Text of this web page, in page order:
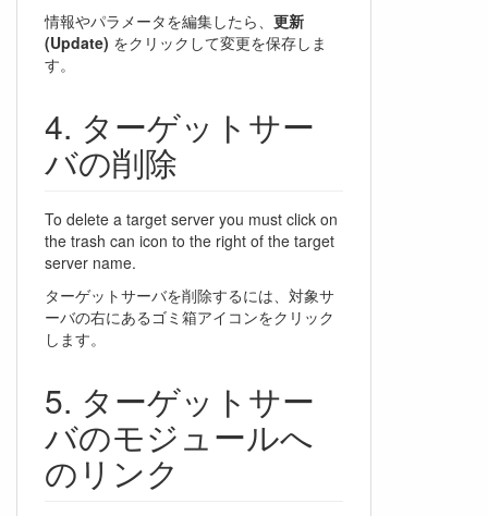
情報やパラメータを編集したら、 更新
(Update) をクリックして変更を保存しま
す。
ターゲットサー
バの削除
To delete a target server you must click on
the trash can icon to the right of the target
server name.
ターゲットサーバを削除するには、対象サ
ーバの右にあるゴミ箱アイコンをクリック
します。
ターゲットサー
バのモジュールへ
のリンク